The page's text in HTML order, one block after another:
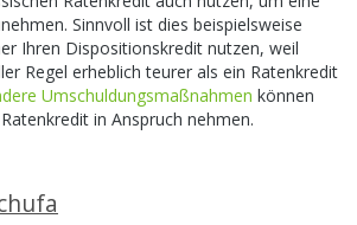
Sinnvoll ist dies beispielsweise
Ihren Dispositionskredit nutzen, weil
Regel erheblich teurer als ein Ratenkredit
Umschuldungsmaßnahmen können
in Anspruch nehmen.